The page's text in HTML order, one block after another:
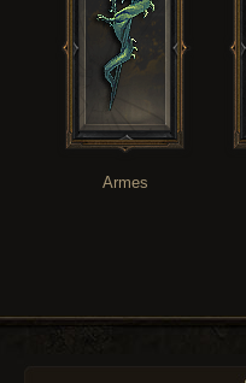
Armes